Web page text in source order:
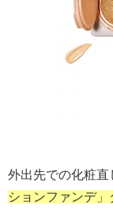
外出先での化粧直
ションファンデ」